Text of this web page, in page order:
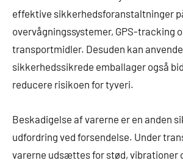
effektive sikkerhedsforanstaltninger
overvågningssystemer, GPS-tracking
transportmidler. Desuden kan
sikkerhedssikrede emballager også
reducere risikoen for tyveri.
Beskadigelse af varerne er en anden
udfordring ved forsendelse. Under
varerne udsættes for stød, vibrationer